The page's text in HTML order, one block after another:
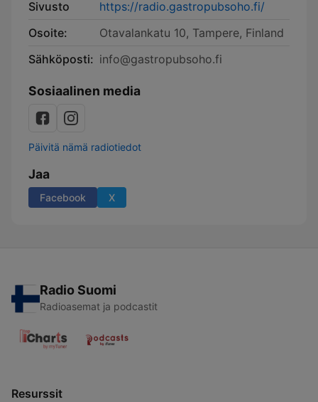
Sivusto
https://radio.gastropubsoho.fi/
Osoite:
Otavalankatu 10, Tampere, Finland
Sähköposti: info@gastropubsoho.fi
Sosiaalinen media
Päivitä nämä radiotiedot
Jaa
Facebook X
Radio Suomi
Radioasemat ja podcastit
Resurssit